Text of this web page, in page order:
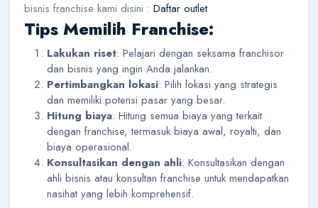
bisnis franchise kami disini : Daftar outlet
Tips Memilih Franchise:
Lakukan riset: Pelajari dengan seksama franchisor
dan bisnis yang ingin Anda jalankan.
Pertimbangkan lokasi: Pilih lokasi yang strategis
dan memiliki potensi pasar yang besar.
Hitung biaya: Hitung semua biaya yang terkait
dengan franchise, termasuk biaya awal, royalti, dan
biaya operasional.
Konsultasikan dengan ahli: Konsultasikan dengan
ahli bisnis atau konsultan franchise untuk mendapatkan
nasihat yang lebih komprehensif.